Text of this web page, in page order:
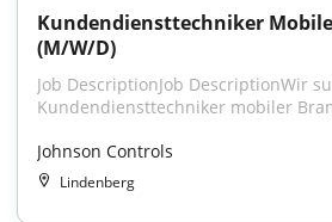
Kundendiensttechniker
(M/W/D)
Job DescriptionJob DescriptionWir
Kundendiensttechniker mobiler
Johnson Controls
Lindenberg